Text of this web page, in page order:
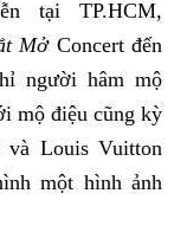
tại TP.HCM,
MởConcert đến
người hâm mộ
mộ điệu cũng kỳ
và Louis Vuitton
một hình ảnh